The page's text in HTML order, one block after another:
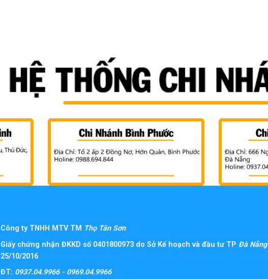
Công ty TNHH MTV TM Thọ Tân Sơn
Giấy chứng nhận ĐKKD số 0401800973 do Sở Kế hoạch và đầu tư TP Đà Nẵng
25/10/2016
ĐT: 0937.04.9966 - 0969.04.9966